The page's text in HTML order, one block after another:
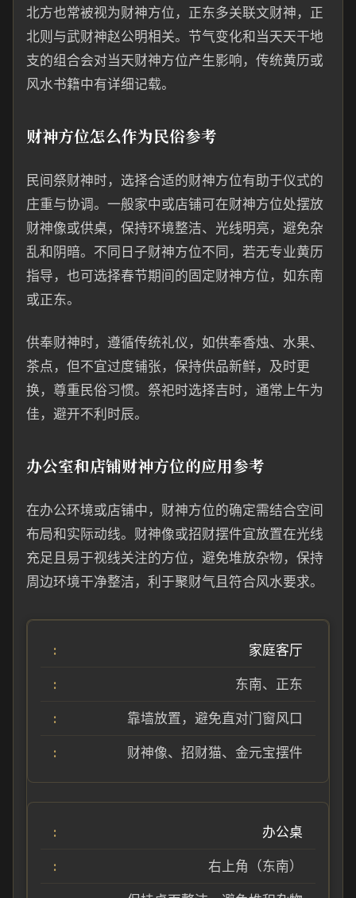
北方也常被视为财神方位，正东多关联文财神，正
北则与武财神赵公明相关。节气变化和当天天干地
支的组合会对当天财神方位产生影响，传统黄历或
风水书籍中有详细记载。
财神方位怎么作为民俗参考
民间祭财神时，选择合适的财神方位有助于仪式的
庄重与协调。一般家中或店铺可在财神方位处摆放
财神像或供桌，保持环境整洁、光线明亮，避免杂
乱和阴暗。不同日子财神方位不同，若无专业黄历
指导，也可选择春节期间的固定财神方位，如东南
或正东。
供奉财神时，遵循传统礼仪，如供奉香烛、水果、
茶点，但不宜过度铺张，保持供品新鲜，及时更
换，尊重民俗习惯。祭祀时选择吉时，通常上午为
佳，避开不利时辰。
办公室和店铺财神方位的应用参考
在办公环境或店铺中，财神方位的确定需结合空间
布局和实际动线。财神像或招财摆件宜放置在光线
充足且易于视线关注的方位，避免堆放杂物，保持
周边环境干净整洁，利于聚财气且符合风水要求。
家庭客厅
东南、正东
靠墙放置，避免直对门窗风口
财神像、招财猫、金元宝摆件
办公桌
右上角（东南）